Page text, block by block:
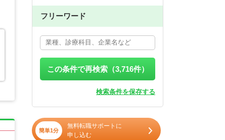
フリーワード
この条件で再検索（3,716件）
検索条件を保存する
簡単1分
無料転職サポートに
申し込む